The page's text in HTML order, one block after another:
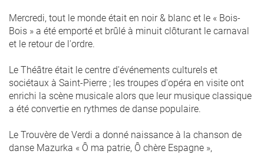
Mercredi, tout le monde était en noir & blanc et le « Bois-
Bois » a été emporté et brûlé à minuit clôturant le carnaval
et le retour de l'ordre.
Le Théâtre était le centre d'événements culturels et
sociétaux à Saint-Pierre ; les troupes d'opéra en visite ont
enrichi la scène musicale alors que leur musique classique
a été convertie en rythmes de danse populaire.
Le Trouvère de Verdi a donné naissance à la chanson de
danse Mazurka « Ô ma patrie, Ô chère Espagne »,